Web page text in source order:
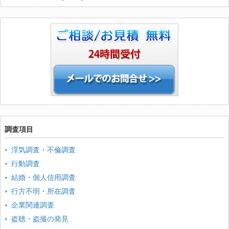
調査項目
浮気調査・不倫調査
行動調査
結婚・個人信用調査
行方不明・所在調査
企業関連調査
盗聴・盗撮の発見